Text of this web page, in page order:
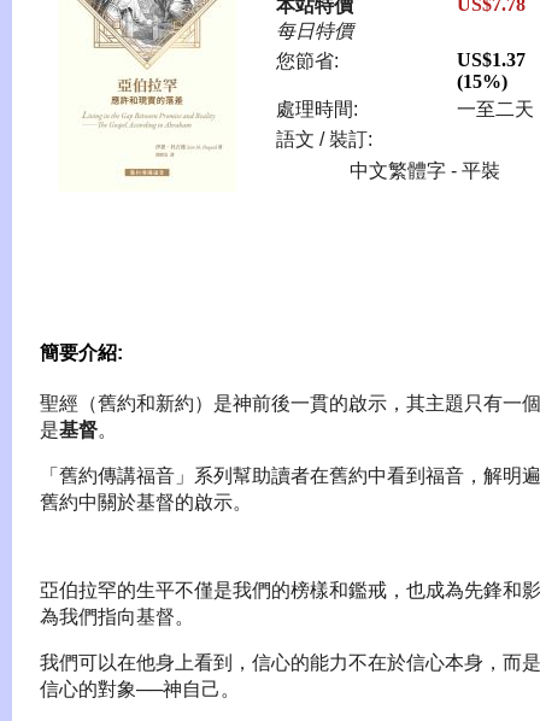
本站特價
每日特價
US$7.78
您節省:
US$1.37
(15%)
處理時間:
一至二天
語文 / 裝訂:
中文繁體字 - 平裝
簡要介紹:
聖經（舊約和新約）是神前後一貫的啟示，其主題只有一
是基督。
「舊約傳講福音」系列幫助讀者在舊約中看到福音，解明
舊約中關於基督的啟示。
亞伯拉罕的生平不僅是我們的榜樣和鑑戒，也成為先鋒和
為我們指向基督。
我們可以在他身上看到，信心的能力不在於信心本身，而
信心的對象──神自己。